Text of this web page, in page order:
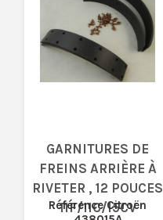
GARNITURES DE
FREINS ARRIÈRE À
RIVETER , 12 POUCES
11F/11C/15CV
Référence Citroën